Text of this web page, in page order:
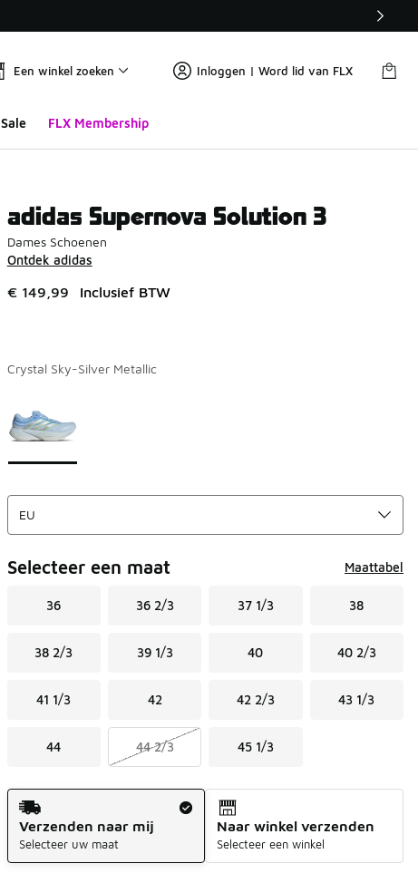
Een winkel zoeken Inloggen | Word lid van FLX
Sale FLX Membership
adidas Supernova Solution 3
Dames Schoenen
Ontdek adidas
€ 149,99 Inclusief BTW
Crystal Sky-Silver Metallic
Selecteer een maat Maattabel
36 36 2/3 37 1/3 38
38 2/3 39 1/3 40 40 2/3
41 1/3 42 42 2/3 43 1/3
44 44 2/3 45 1/3
Verzendmethode
Verzenden naar mij
Selecteer uw maat
Naar winkel verzenden
Selecteer een winkel